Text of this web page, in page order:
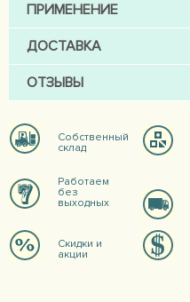
ПРИМЕНЕНИЕ
ДОСТАВКА
ОТЗЫВЫ
Собственный
склад
Работаем
без
выходных
Скидки и
акции